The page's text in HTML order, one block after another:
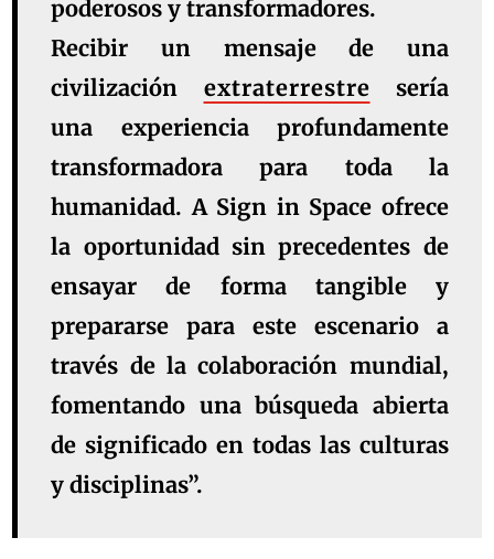
poderosos y transformadores.
Recibir un mensaje de una
civilización extraterrestre sería
una experiencia profundamente
transformadora para toda la
humanidad. A Sign in Space ofrece
la oportunidad sin precedentes de
ensayar de forma tangible y
prepararse para este escenario a
través de la colaboración mundial,
fomentando una búsqueda abierta
de significado en todas las culturas
y disciplinas”.